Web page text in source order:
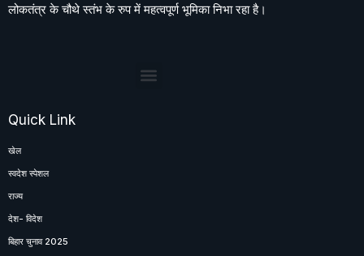
लोकतंत्र के चौथे स्तंभ के रुप में महत्वपूर्ण भूमिका निभा रहा है।
Quick Link
खेल
स्वदेश स्पेशल
राज्य
देश- विदेश
बिहार चुनाव 2025